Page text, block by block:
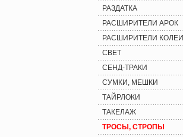
РАЗДАТКА
РАСШИРИТЕЛИ АРОК
РАСШИРИТЕЛИ КОЛЕИ
СВЕТ
СЕНД-ТРАКИ
СУМКИ, МЕШКИ
ТАЙРЛОКИ
ТАКЕЛАЖ
ТРОСЫ, СТРОПЫ